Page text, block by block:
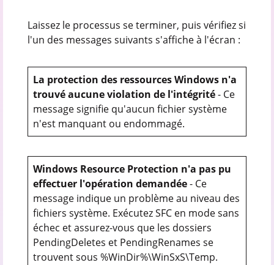
Laissez le processus se terminer, puis vérifiez si
l'un des messages suivants s'affiche à l'écran :
La protection des ressources Windows n'a
trouvé aucune violation de l'intégrité- Ce
message signifie qu'aucun fichier système
n'est manquant ou endommagé.
Windows Resource Protection n'a pas pu
effectuer l'opération demandée- Ce
message indique un problème au niveau des
fichiers système. Exécutez SFC en mode sans
échec et assurez-vous que les dossiers
PendingDeletes et PendingRenames se
trouvent sous %WinDir%\WinSxS\Temp.